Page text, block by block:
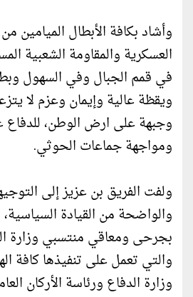
وأشاد بكافة الأبطال الميامين
العسكرية والمقاومة الشعبية
في قمم الجبال وفي السهول
ويقظة عالية وإيمان وعزم لا
وجبهة على ارض الوطن، للدفاع
ومواجهة جماعات الحوثي.
ولفت الفريق بن عزيز إلى
والواضحة من القيادة السياسية،
بجرحى ومعاقي منتسبي وزارة
والتي تعمل على تنفيذها كافة
وزارة الدفاع ورئاسة الأركان